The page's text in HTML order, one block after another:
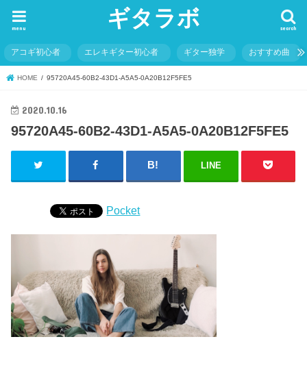
ギタラボ search
menu
アコギ初心者 エレキギター初心者 ギター独学 おすすめ曲
HOME 95720A45-60B2-43D1-A5A5-0A20B12F5FE5
2020.10.16
95720A45-60B2-43D1-A5A5-0A20B12F5FE5
LINE
Pocket